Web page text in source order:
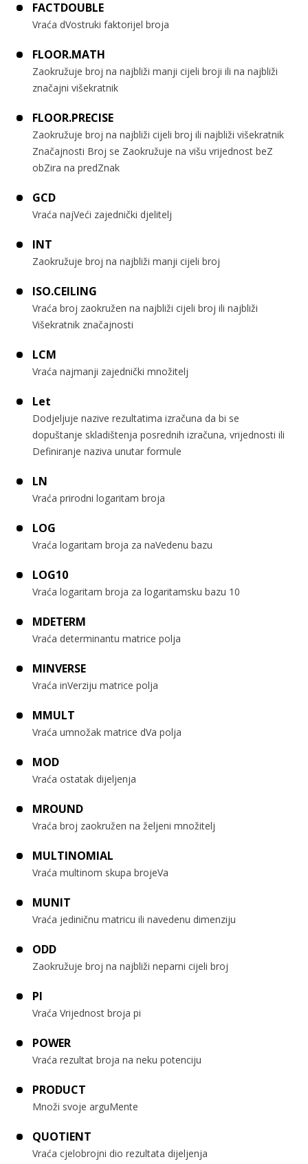
FACTDOUBLE
Vraća dVostruki faktorijel broja
FLOOR.MATH
Zaokružuje broj na najbliži manji cijeli broji ili na najbliži
značajni višekratnik
FLOOR.PRECISE
Zaokružuje broj na najbliži cijeli broj ili najbliži višekratnik
Značajnosti Broj se Zaokružuje na višu vrijednost beZ
obZira na predZnak
GCD
Vraća najVeći zajednički djelitelj
INT
Zaokružuje broj na najbliži manji cijeli broj
ISO.CEILING
Vraća broj zaokružen na najbliži cijeli broj ili najbliži
Višekratnik značajnosti
LCM
Vraća najmanji zajednički množitelj
Let
Dodjeljuje nazive rezultatima izračuna da bi se
dopuštanje skladištenja posrednih izračuna, vrijednosti ili
Definiranje naziva unutar formule
LN
Vraća prirodni logaritam broja
LOG
Vraća logaritam broja za naVedenu bazu
LOG10
Vraća logaritam broja za logaritamsku bazu 10
MDETERM
Vraća determinantu matrice polja
MINVERSE
Vraća inVerziju matrice polja
MMULT
Vraća umnožak matrice dVa polja
MOD
Vraća ostatak dijeljenja
MROUND
Vraća broj zaokružen na željeni množitelj
MULTINOMIAL
Vraća multinom skupa brojeVa
MUNIT
Vraća jediničnu matricu ili navedenu dimenziju
ODD
Zaokružuje broj na najbliži neparni cijeli broj
PI
Vraća Vrijednost broja pi
POWER
Vraća rezultat broja na neku potenciju
PRODUCT
Množi svoje arguMente
QUOTIENT
Vraća cjelobrojni dio rezultata dijeljenja